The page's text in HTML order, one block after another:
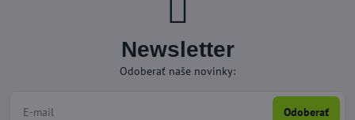
Newsletter
Odoberať naše novinky:
Odoberať